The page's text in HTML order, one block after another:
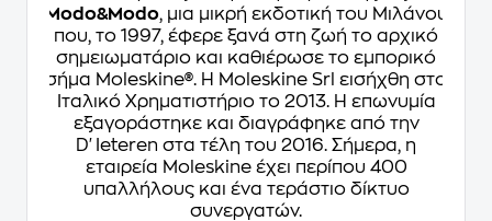
Modo&Modo, μια μικρή εκδοτική του Μιλάνου
που, το 1997, έφερε ξανά στη ζωή το αρχικό
σημειωματάριο και καθιέρωσε το εμπορικό
σήμα Moleskine®. Η Moleskine Srl εισήχθη στο
Ιταλικό Χρηματιστήριο το 2013. Η επωνυμία
εξαγοράστηκε και διαγράφηκε από την
D'Ieteren στα τέλη του 2016. Σήμερα, η
εταιρεία Moleskine έχει περίπου 400
υπαλλήλους και ένα τεράστιο δίκτυο
συνεργατών.